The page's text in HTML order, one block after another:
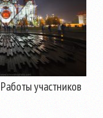
участников